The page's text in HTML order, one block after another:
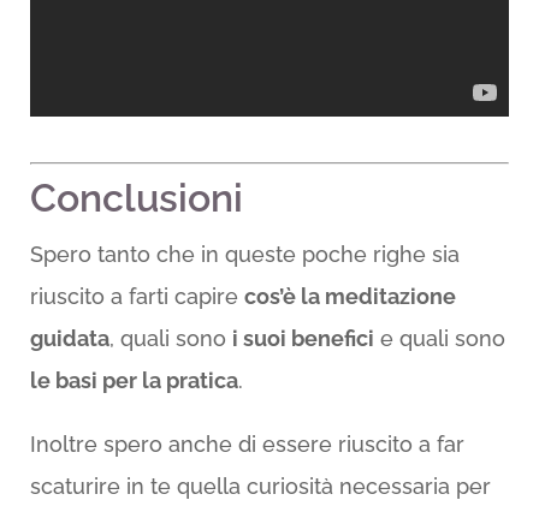
Conclusioni
Spero tanto che in queste poche righe sia
riuscito a farti capire cos’è la meditazione
guidata, quali sono i suoi benefici e quali sono
le basi per la pratica.
Inoltre spero anche di essere riuscito a far
scaturire in te quella curiosità necessaria per